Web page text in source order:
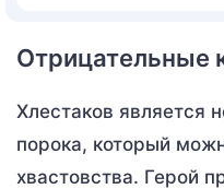
Отрицательные
Хлестаков является
порока, который
хвастовства. Герой